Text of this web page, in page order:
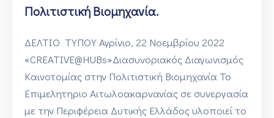
Πολιτιστική Βιομηχανία.
ΔΕΛΤΙΟ ΤΥΠΟΥ Αγρίνιο, 22 Νοεμβρίου 2022
«CREATIVE@HUBs»Διασυνοριακός Διαγωνισμός
Καινοτομίας στην Πολιτιστική Βιομηχανία Το
Επιμελητηριο Αιτωλοακαρνανίας σε συνεργασία
με την Περιφέρεια Δυτικής Ελλάδος υλοποιεί το